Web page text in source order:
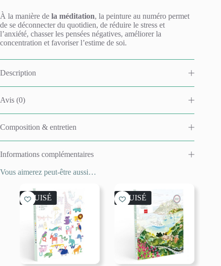
À la manière de la méditation, la peinture au numéro permet
de se déconnecter du quotidien, de réduire le stress et
l’anxiété, chasser les pensées négatives, améliorer la
concentration et favoriser l’estime de soi.
Description
Avis (0)
Composition & entretien
Informations complémentaires
Vous aimerez peut-être aussi…
ÉPUISÉ ÉPUISÉ